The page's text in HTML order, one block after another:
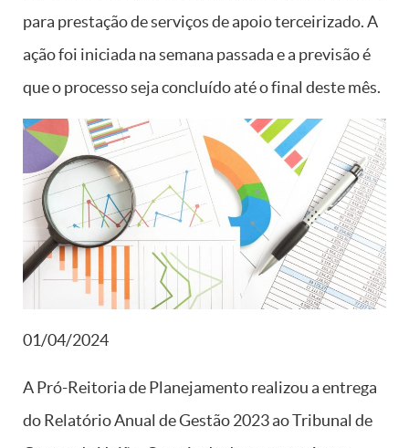
para prestação de serviços de apoio terceirizado. A
ação foi iniciada na semana passada e a previsão é
que o processo seja concluído até o final deste mês.
01/04/2024
A Pró-Reitoria de Planejamento realizou a entrega
do Relatório Anual de Gestão 2023 ao Tribunal de